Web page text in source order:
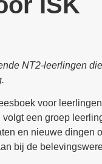
NT2-leerlingen
voor
een groep
en nieuwe dingen
bij de